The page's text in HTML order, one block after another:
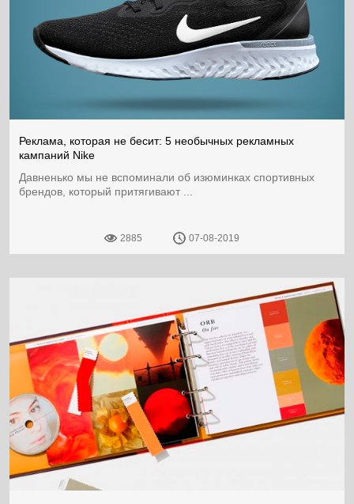
Реклама, которая не бесит: 5 необычных рекламных
кампаний Nike
Давненько мы не вспоминали об изюминках спортивных
брендов, который притягивают ...
2885 07-08-2019